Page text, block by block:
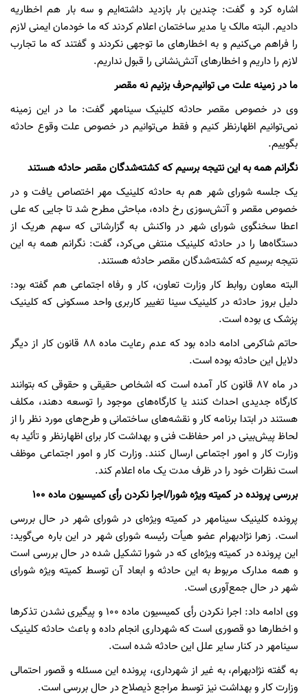
اشاره کرد و گفت:‌ چندین بار بازدید داشته‌ایم و سه بار هم اخطاریه
دادیم. البته مالک یا مدیر ساختمان اعلام کردند که ما خودمان ایمنی لازم
را فراهم می‌کنیم و به اخطارهای ما توجهی نکردند و گفتند که ما تجارب
لازم را داریم و اخطارهای آتش‌نشانی را قبول نداریم.
ما در زمینه علت می توانیم‌حرف بزنیم نه مقصر
وی در خصوص مقصر حادثه کلینیک سینامهر گفت: ما در این زمینه
نمی‌توانیم اظهارنظر کنیم و فقط می‌توانیم در خصوص علت وقوع حادثه
بگوییم.
نگرانم همه به این نتیجه برسیم که کشته‌شدگان مقصر حادثه هستند
یک جلسه شورای شهر هم به حادثه کلینیک مهر اختصاص یافت و در
خصوص مقصر و آتش‌سوزی رخ داده، مباحثی مطرح شد تا جایی که علی
اعطا سخنگوی شورای شهر در واکنش به گزارشاتی که سهم هریک از
دستگاه‌ها را در حادثه کلینیک منتفی می‌کرد، گفت: نگرانم همه به این
نتیجه برسیم که کشته‌شدگان مقصر حادثه هستند.
البته معاون روابط کار وزارت تعاون، کار و رفاه اجتماعی هم گفته بود:
دلیل بروز حادثه در کلینیک سینا تغییر کاربری واحد مسکونی که کلینیک
پزشک ی بوده است.
حاتم شاکرمی ادامه داده بود که عدم رعایت ماده 88 قانون کار از دیگر
دلایل این حادثه بوده است.
در ماه 87 قانون کار آمده است که اشخاص حقیقی و حقوقی که بتوانند
کارگاه جدیدی احداث کنند یا کارگاه‌های موجود را توسعه دهند، مکلف
هستند در ابتدا برنامه‌ کار و نقشه‌های ساختمانی و طرح‌های مورد نظر را از
لحاظ پیش‌بینی در امر حفاظت فنی و بهداشت کار برای اظهارنظر و تأئید به
وزارت کار و امور اجتماعی ارسال کنند. وزارت کار و امور اجتماعی موظف
است نظرات خود را در ظرف مدت یک ماه اعلام کند.
بررسی پرونده در کمیته ویژه شورا/اجرا نکردن رأی کمیسیون ماده 100
پرونده کلینیک سینامهر در کمیته ویژه‌ای در شورای شهر در حال بررسی
است. زهرا نژادبهرام عضو هیأت رئیسه شورای شهر در این باره می‌گوید:
این پرونده در کمیته ویژه‌ای که در شورا تشکیل شده در حال بررسی است
و همه مدارک مربوط به این حادثه و ابعاد آن توسط کمیته ویژه شورای
شهر در حال جمع‌آوری است.
وی ادامه داد: اجرا نکردن رأی کمیسیون ماده 100 و پیگیری نشدن تذکرها
و اخطارها دو قصوری است که شهرداری انجام داده و باعث حادثه کلینیک
سینامهر در کنار سایر علل این حادثه شده است.
به گفته نژادبهرام، به غیر از شهرداری، پرونده این مسئله و قصور احتمالی
وزارت کار و بهداشت نیز توسط مراجع ذیصلاح در حال بررسی است.